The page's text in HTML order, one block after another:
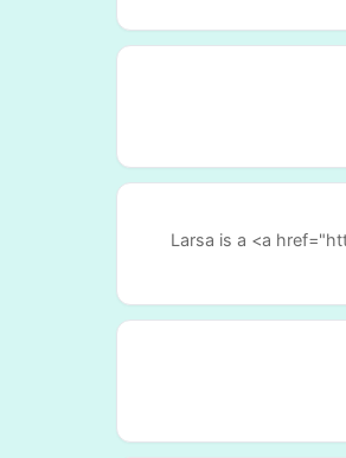
Larsa is a <a